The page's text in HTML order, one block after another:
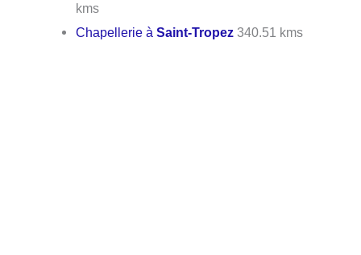
kms
Chapellerie àSaint-Tropez 340.51 kms